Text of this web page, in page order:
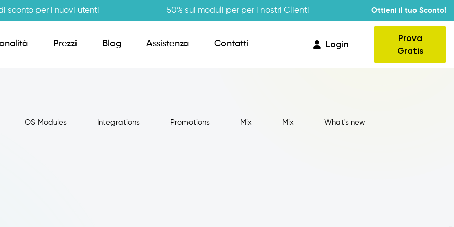
sconto per i nuovi utenti -50% sui moduli per per i nostri Clienti Ottieni il tuo Sconto!
CRM Giro Visite
Provvigioni
Prezzi Blog Assistenza Contatti Login
Prova
Gratis
OS Modules Integrations Promotions Mix Mix What's new